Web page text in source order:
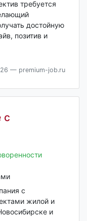
требуется
достойную
позитив и
— premium-job.ru
с
с
жилой и
и